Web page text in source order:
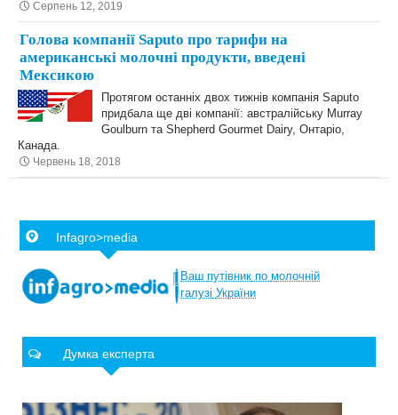
Серпень 12, 2019
Голова компанії Saputo про тарифи на
американські молочні продукти, введені
Мексикою
Протягом останніх двох тижнів компанія Saputo
придбала ще дві компанії: австралійську Murray
Goulburn та Shepherd Gourmet Dairy, Онтаріо,
Канада.
Червень 18, 2018
Infagro>media
Ваш путівник по молочній
галузі України
Думка експерта